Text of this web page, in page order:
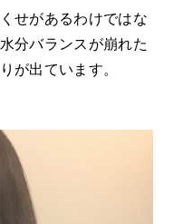
せがあるわけではな
分バランスが崩れた
が出ています。